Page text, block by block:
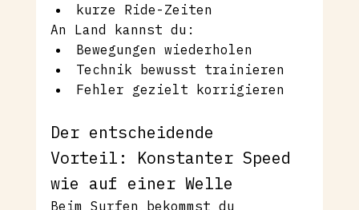
kurze Ride-Zeiten
An Land kannst du:
Bewegungen wiederholen
Technik bewusst trainieren
Fehler gezielt korrigieren
Der entscheidende
Vorteil: Konstanter Speed
wie auf einer Welle
Beim Surfen bekommst du